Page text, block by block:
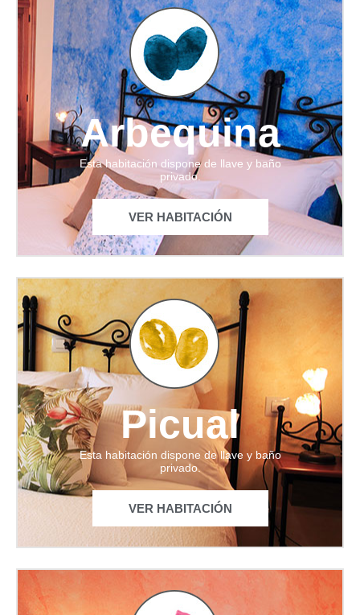
Arbequina
Esta habitación dispone de llave y baño
privado.
VER HABITACIÓN
Picual
Esta habitación dispone de llave y baño
privado.
VER HABITACIÓN